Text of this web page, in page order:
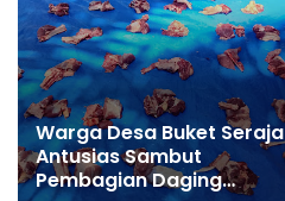
Warga Desa Buket Seraja
Antusias Sambut
Pembagian Daging